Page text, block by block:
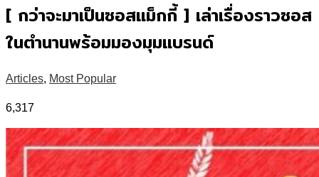
[ กว่าจะมาเป็นซอสแม็กกี้ ] เล่าเรื่องราวซอส
ในตำนานพร้อมมองมุมแบรนด์
Articles, Most Popular
6,317